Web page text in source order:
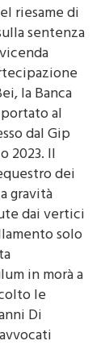
riesame di
sentenza
la Banca
al
dal Gip
2023. Il
dei
gravità
dai vertici
solo
in morà a
le
Di